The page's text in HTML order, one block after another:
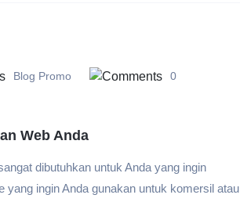
Blog Promo 0
Web Anda
dibutuhkan untuk Anda yang ingin
ingin Anda gunakan untuk komersil atau